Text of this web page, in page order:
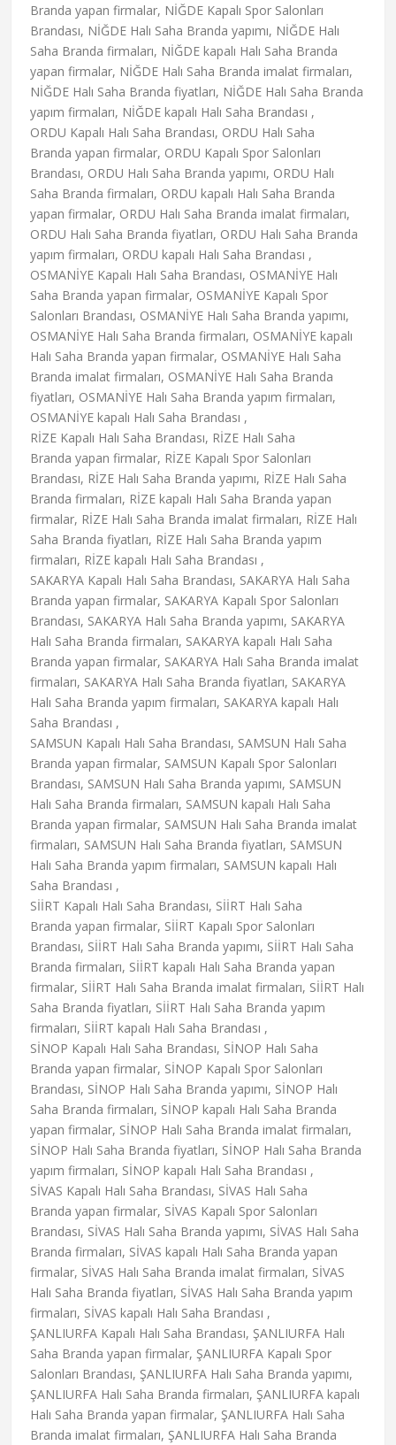
Branda yapan firmalar, NİĞDE Kapalı Spor Salonları
Brandası, NİĞDE Halı Saha Branda yapımı, NİĞDE Halı
Saha Branda firmaları, NİĞDE kapalı Halı Saha Branda
yapan firmalar, NİĞDE Halı Saha Branda imalat firmaları,
NİĞDE Halı Saha Branda fiyatları, NİĞDE Halı Saha Branda
yapım firmaları, NİĞDE kapalı Halı Saha Brandası ,
ORDU Kapalı Halı Saha Brandası, ORDU Halı Saha
Branda yapan firmalar, ORDU Kapalı Spor Salonları
Brandası, ORDU Halı Saha Branda yapımı, ORDU Halı
Saha Branda firmaları, ORDU kapalı Halı Saha Branda
yapan firmalar, ORDU Halı Saha Branda imalat firmaları,
ORDU Halı Saha Branda fiyatları, ORDU Halı Saha Branda
yapım firmaları, ORDU kapalı Halı Saha Brandası ,
OSMANİYE Kapalı Halı Saha Brandası, OSMANİYE Halı
Saha Branda yapan firmalar, OSMANİYE Kapalı Spor
Salonları Brandası, OSMANİYE Halı Saha Branda yapımı,
OSMANİYE Halı Saha Branda firmaları, OSMANİYE kapalı
Halı Saha Branda yapan firmalar, OSMANİYE Halı Saha
Branda imalat firmaları, OSMANİYE Halı Saha Branda
fiyatları, OSMANİYE Halı Saha Branda yapım firmaları,
OSMANİYE kapalı Halı Saha Brandası ,
RİZE Kapalı Halı Saha Brandası, RİZE Halı Saha
Branda yapan firmalar, RİZE Kapalı Spor Salonları
Brandası, RİZE Halı Saha Branda yapımı, RİZE Halı Saha
Branda firmaları, RİZE kapalı Halı Saha Branda yapan
firmalar, RİZE Halı Saha Branda imalat firmaları, RİZE Halı
Saha Branda fiyatları, RİZE Halı Saha Branda yapım
firmaları, RİZE kapalı Halı Saha Brandası ,
SAKARYA Kapalı Halı Saha Brandası, SAKARYA Halı Saha
Branda yapan firmalar, SAKARYA Kapalı Spor Salonları
Brandası, SAKARYA Halı Saha Branda yapımı, SAKARYA
Halı Saha Branda firmaları, SAKARYA kapalı Halı Saha
Branda yapan firmalar, SAKARYA Halı Saha Branda imalat
firmaları, SAKARYA Halı Saha Branda fiyatları, SAKARYA
Halı Saha Branda yapım firmaları, SAKARYA kapalı Halı
Saha Brandası ,
SAMSUN Kapalı Halı Saha Brandası, SAMSUN Halı Saha
Branda yapan firmalar, SAMSUN Kapalı Spor Salonları
Brandası, SAMSUN Halı Saha Branda yapımı, SAMSUN
Halı Saha Branda firmaları, SAMSUN kapalı Halı Saha
Branda yapan firmalar, SAMSUN Halı Saha Branda imalat
firmaları, SAMSUN Halı Saha Branda fiyatları, SAMSUN
Halı Saha Branda yapım firmaları, SAMSUN kapalı Halı
Saha Brandası ,
SİİRT Kapalı Halı Saha Brandası, SİİRT Halı Saha
Branda yapan firmalar, SİİRT Kapalı Spor Salonları
Brandası, SİİRT Halı Saha Branda yapımı, SİİRT Halı Saha
Branda firmaları, SİİRT kapalı Halı Saha Branda yapan
firmalar, SİİRT Halı Saha Branda imalat firmaları, SİİRT Halı
Saha Branda fiyatları, SİİRT Halı Saha Branda yapım
firmaları, SİİRT kapalı Halı Saha Brandası ,
SİNOP Kapalı Halı Saha Brandası, SİNOP Halı Saha
Branda yapan firmalar, SİNOP Kapalı Spor Salonları
Brandası, SİNOP Halı Saha Branda yapımı, SİNOP Halı
Saha Branda firmaları, SİNOP kapalı Halı Saha Branda
yapan firmalar, SİNOP Halı Saha Branda imalat firmaları,
SİNOP Halı Saha Branda fiyatları, SİNOP Halı Saha Branda
yapım firmaları, SİNOP kapalı Halı Saha Brandası ,
SİVAS Kapalı Halı Saha Brandası, SİVAS Halı Saha
Branda yapan firmalar, SİVAS Kapalı Spor Salonları
Brandası, SİVAS Halı Saha Branda yapımı, SİVAS Halı Saha
Branda firmaları, SİVAS kapalı Halı Saha Branda yapan
firmalar, SİVAS Halı Saha Branda imalat firmaları, SİVAS
Halı Saha Branda fiyatları, SİVAS Halı Saha Branda yapım
firmaları, SİVAS kapalı Halı Saha Brandası ,
ŞANLIURFA Kapalı Halı Saha Brandası, ŞANLIURFA Halı
Saha Branda yapan firmalar, ŞANLIURFA Kapalı Spor
Salonları Brandası, ŞANLIURFA Halı Saha Branda yapımı,
ŞANLIURFA Halı Saha Branda firmaları, ŞANLIURFA kapalı
Halı Saha Branda yapan firmalar, ŞANLIURFA Halı Saha
Branda imalat firmaları, ŞANLIURFA Halı Saha Branda